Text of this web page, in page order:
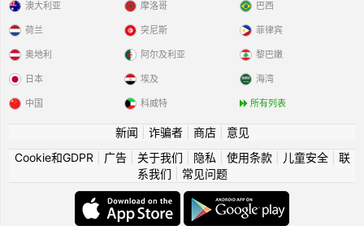
澳大利亚
荷兰
奥地利
日本
中国
摩洛哥
突尼斯
阿尔及利亚
埃及
科威特
巴西
菲律宾
黎巴嫩
海湾
所有列表
新闻 诈骗者| 商店| 意见
Cookie和GDPR
广告| 关于我们 隐私 使用条款| 儿童安全| 联
系我们
常见问题